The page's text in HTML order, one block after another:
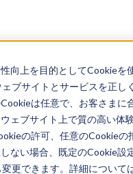
向上を目的としてCookieを
ブサイトとサービスを正し
は任意で、お客さまに
ェブサイト上で質の高い体
の許可、任意のCookieの
ない場合、既定のCookie設
更できます。詳細について
ベース